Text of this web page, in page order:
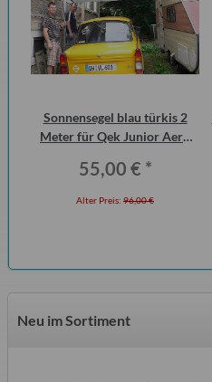
Sonnensegel blau türkis 2
Meter für Qek Junior Aero
55,00 € *
Alter Preis: 96,00 €
Neu im Sortiment